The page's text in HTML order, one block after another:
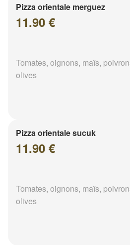
Pizza orientale merguez
11.90 €
Tomates, oignons, maïs,
olives
Pizza orientale sucuk
11.90 €
Tomates, oignons, maïs,
olives